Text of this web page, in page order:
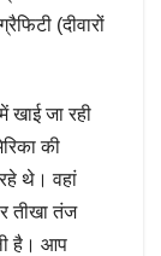
(दीवारों
खाई जा रही
की
थे। वहां
तीखा तंज
है। आप